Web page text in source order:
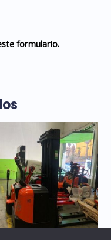
formulario.